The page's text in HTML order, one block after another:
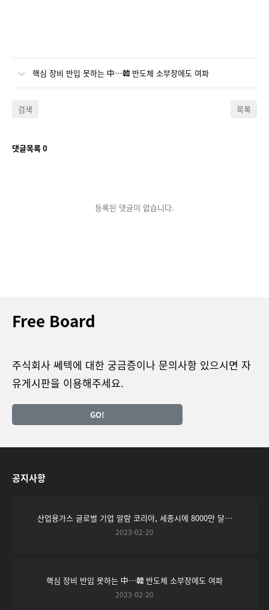
핵심 장비 반입 못하는 中…韓 반도체 소부장에도 여파
검색 목록
댓글목록0
등록된 댓글이 없습니다.
Free Board
주식회사 쎄텍에 대한 궁금증이나 문의사항 있으시면 자
유게시판을 이용해주세요.
GO!
공지사항
산업용가스 글로벌 기업 알람 코리아, 세종시에 8000만 달…
2023-02-20
핵심 장비 반입 못하는 中…韓 반도체 소부장에도 여파
2023-02-20